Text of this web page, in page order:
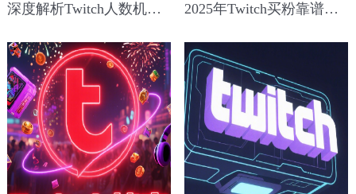
深度解析Twitch人数机器人的刷法原理、安全性和封号风险，并推荐更靠谱的Twitch观看服务，帮助主播健康增长。... 2025年Twitch买粉靠谱吗？本文全面对比价格、增长速度与封号风险，推荐可控、安全的Twitch观看与增长服务平台。...